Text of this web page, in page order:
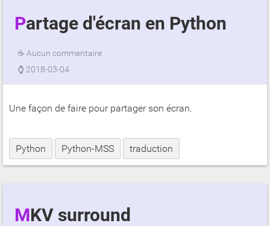
Partage d'écran en Python
☕ Aucun commentaire
⌚ 2018-03-04
Une façon de faire pour partager son écran.
Python Python-MSS traduction
MKV surround